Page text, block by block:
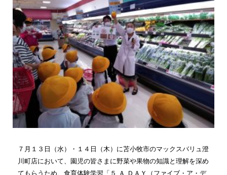
７月１３日（水）・１４日（木）に苫小牧市のマックスバリュ澄
川町店において、園児の皆さまに野菜や果物の知識と理解を深め
てもらうため、食育体験学習「５ Ａ ＤＡＹ（ファイブ・ア・デ